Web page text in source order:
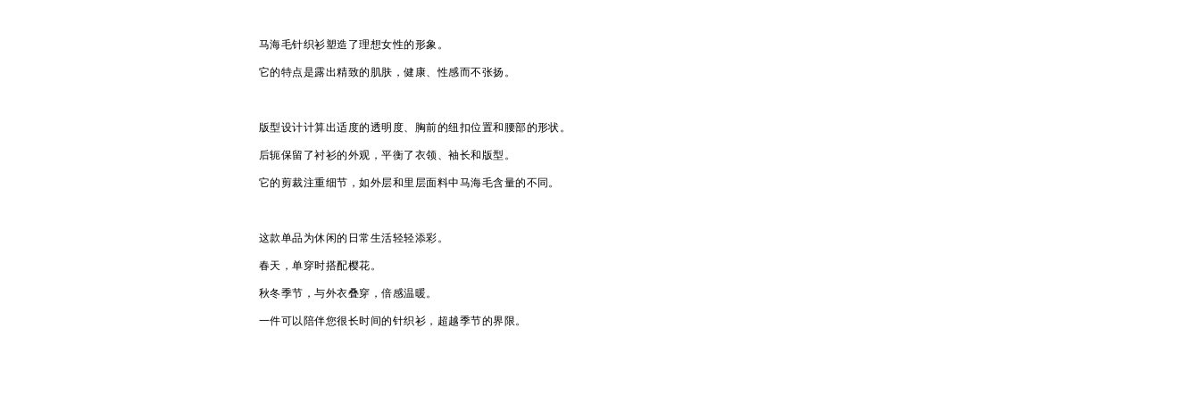
马海毛针织衫塑造了理想女性的形象。
它的特点是露出精致的肌肤，健康、性感而不张扬。
版型设计计算出适度的透明度、胸前的纽扣位置和腰部的形状。
后轭保留了衬衫的外观，平衡了衣领、袖长和版型。
它的剪裁注重细节，如外层和里层面料中马海毛含量的不同。
这款单品为休闲的日常生活轻轻添彩。
春天，单穿时搭配樱花。
秋冬季节，与外衣叠穿，倍感温暖。
一件可以陪伴您很长时间的针织衫，超越季节的界限。